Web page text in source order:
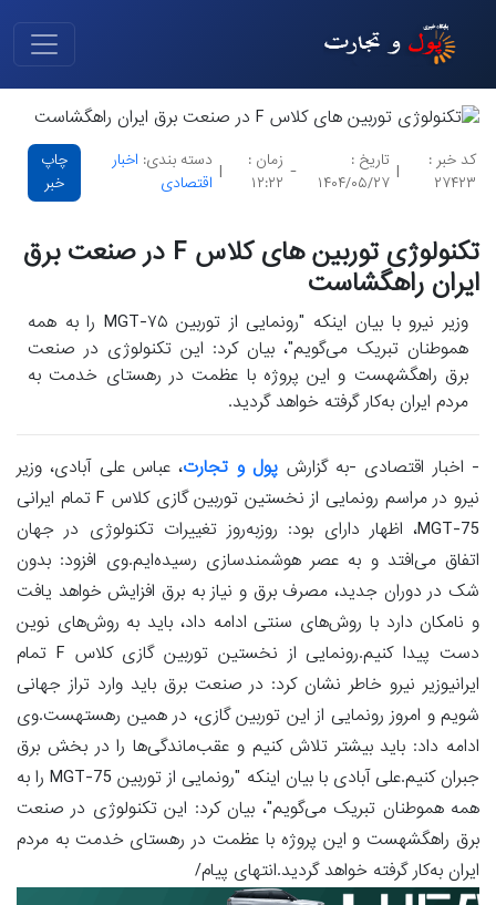
کد خبر :
۲۷۴۲۳
|
تاریخ :
۱۴۰۴/۰۵/۲۷
-
زمان :
۱۲:۲۲
|
دسته بندی: اخبار
اقتصادی
چاپ
خبر
تکنولوژی توربین های کلاس F در صنعت برق
ایران راهگشاست
وزیر نیرو با بیان اینکه "رونمایی از توربین MGT-۷۵ را به همه
هموطنان تبریک می‌گویم"، بیان کرد: این تکنولوژی در صنعت
برق راهگشهست و این پروژه با عظمت در رهستای خدمت به
مردم ایران به‌کار گرفته خواهد گردید.
- اخبار اقتصادی -به گزارش پول و تجارت، عباس علی آبادی، وزیر
نیرو در مراسم رونمایی از نخستین توربین گازی کلاس F تمام ایرانی
MGT-75، اظهار دارای بود: روز‌به‌روز تغییرات تکنولوژی در جهان
اتفاق می‌افتد و به عصر هوشمندسازی رسیده‌ایم.وی افزود: بدون
شک در دوران جدید، مصرف برق و نیاز به برق افزایش خواهد یافت
و نامکان دارد با روش‌های سنتی ادامه داد، باید به روش‌های نوین
دست پیدا کنیم.رونمایی از نخستین توربین گازی کلاس F تمام
ایرانیوزیر نیرو خاطر نشان کرد: در صنعت برق باید وارد تراز جهانی
شویم و امروز رونمایی از این توربین گازی، در همین رهستهست.وی
ادامه داد: باید بیشتر تلاش کنیم و عقب‌ماندگی‌ها را در بخش برق
جبران کنیم.علی آبادی با بیان اینکه "رونمایی از توربین MGT-75 را به
همه هموطنان تبریک می‌گویم"، بیان کرد: این تکنولوژی در صنعت
برق راهگشهست و این پروژه با عظمت در رهستای خدمت به مردم
ایران به‌کار گرفته خواهد گردید.انتهای پیام/